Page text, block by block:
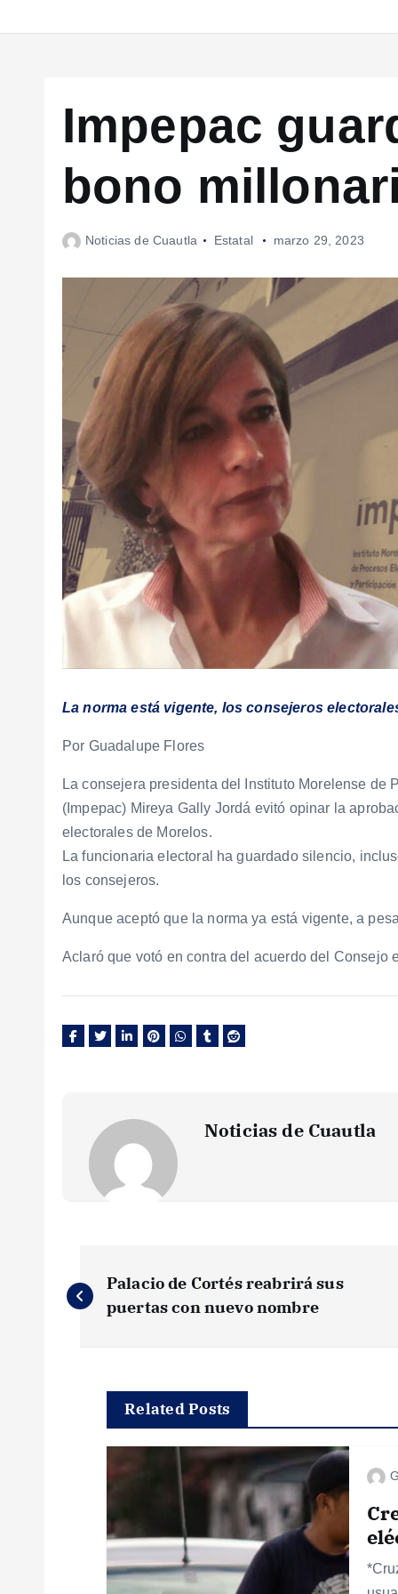
Impepac
bono
Noticias de Cuautla Estatal marzo 29, 2023
La norma está vigente, los consejeros
Por Guadalupe Flores
La consejera presidenta del Instituto Morelense
(Impepac) Mireya Gally Jordá evitó opinar la
electorales de Morelos.
La funcionaria electoral ha guardado silencio,
los consejeros.
Aunque aceptó que la norma ya está vigente, a
Aclaró que votó en contra del acuerdo del Consejo
Noticias de Cuautla
a
Palacio de Cortés reabrirá sus
puertas con nuevo nombre
Related Posts